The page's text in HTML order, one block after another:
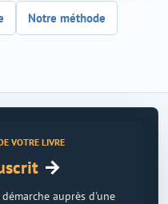
Notre méthode
VOTRE LIVRE
→
auprès d'une